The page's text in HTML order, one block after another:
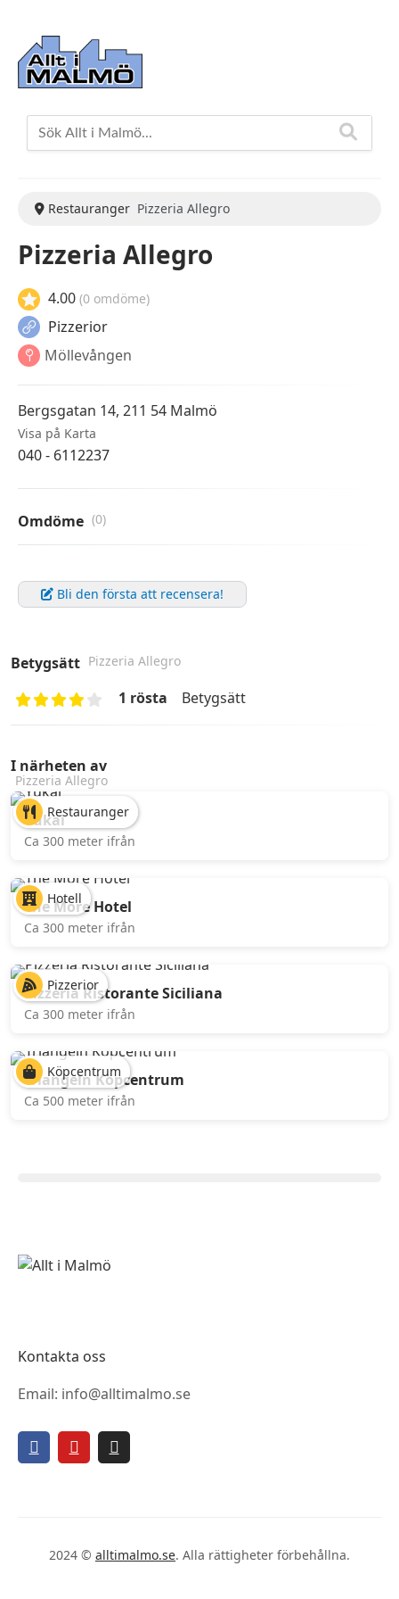
Restauranger Pizzeria Allegro
Pizzeria Allegro
4.00 (0 omdöme)
Pizzerior
Möllevången
Bergsgatan 14, 211 54 Malmö
Visa på Karta
040 - 6112237
Omdöme (0)
Bli den första att recensera!
Betygsätt Pizzeria Allegro
Betygsätt
1 rösta
I närheten av
Pizzeria Allegro
Restauranger
Yukai
Ca 300 meter ifrån
Hotell
The More Hotel
Ca 300 meter ifrån
Pizzerior
Pizzeria Ristorante Siciliana
Ca 300 meter ifrån
Köpcentrum
Triangeln Köpcentrum
Ca 500 meter ifrån
Kontakta oss
Email: info@alltimalmo.se
2024 © alltimalmo.se. Alla rättigheter förbehållna.